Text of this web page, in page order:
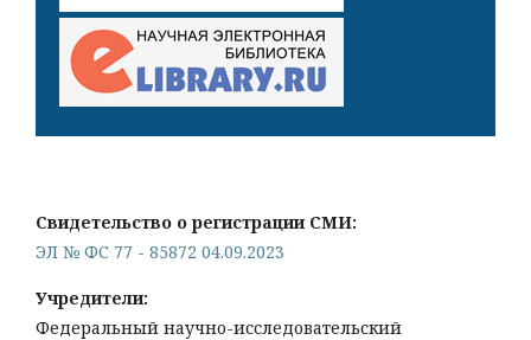
Свидетельство о регистрации СМИ:
ЭЛ № ФС 77 - 85872 04.09.2023
Учредители:
Федеральный научно-исследовательский